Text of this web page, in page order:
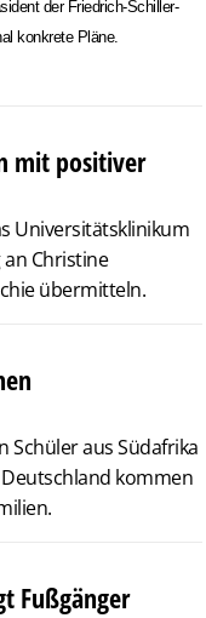
der Friedrich-Schiller-
konkrete Pläne.
mit positiver
Universitätsklinikum
Christine
übermitteln.
Schüler aus Südafrika
kommen
Fußgänger